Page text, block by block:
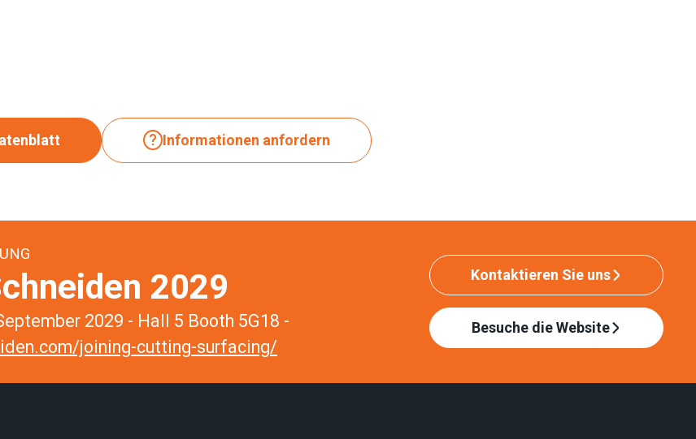
Informationen anfordern
2029
2029 - Hall 5 Booth 5G18 -
joining-cutting-surfacing/
Kontaktieren Sie uns
Besuche die Website